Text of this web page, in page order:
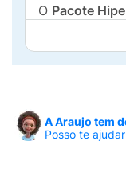
O Pacote
quem deseja
garantindo
valor
liberdade de
reforçada. O
A Araujo tem
Posso te